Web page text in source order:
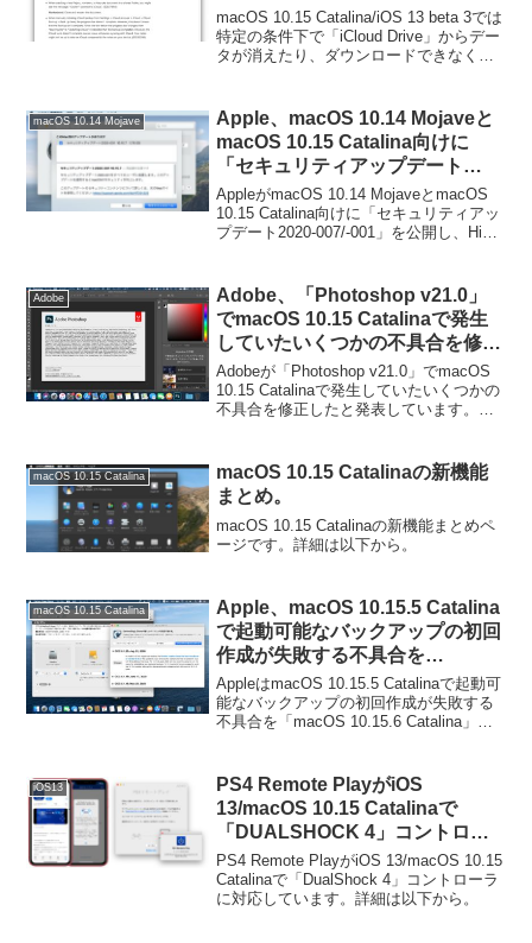
えたり、ダウンロードできなくな
る既知の不具合があるので注意
を。
macOS 10.15 Catalina/iOS 13 beta 3では
特定の条件下で「iCloud Drive」からデー
タが消えたり、ダウンロードできなくな
macOS 10.14 Mojave
Apple、macOS 10.14 Mojaveと
macOS 10.15 Catalina向けに
「セキュリティアップデート
2020-007/-001」を公開し、High
Sierraのサポートを終了。
AppleがmacOS 10.14 MojaveとmacOS
10.15 Catalina向けに「セキュリティアッ
プデート2020-007/-001」を公開し、High
Adobe
Adobe、「Photoshop v21.0」
でmacOS 10.15 Catalinaで発生
していたいくつかの不具合を修
正。
Adobeが「Photoshop v21.0」でmacOS
10.15 Catalinaで発生していたいくつかの
不具合を修正したと発表しています。詳
macOS 10.15 Catalina
macOS 10.15 Catalinaの新機能
まとめ。
macOS 10.15 Catalinaの新機能まとめペ
ージです。詳細は以下から。
macOS 10.15 Catalina
Apple、macOS 10.15.5 Catalina
で起動可能なバックアップの初回
作成が失敗する不具合を
「macOS 10.15.6 Catalina」で修
正。
AppleはmacOS 10.15.5 Catalinaで起動可
能なバックアップの初回作成が失敗する
不具合を「macOS 10.15.6 Catalina」で
iOS13
PS4 Remote PlayがiOS
13/macOS 10.15 Catalinaで
「DUALSHOCK 4」コントロー
ラに対応。
PS4 Remote PlayがiOS 13/macOS 10.15
Catalinaで「DualShock 4」コントローラ
に対応しています。詳細は以下から。